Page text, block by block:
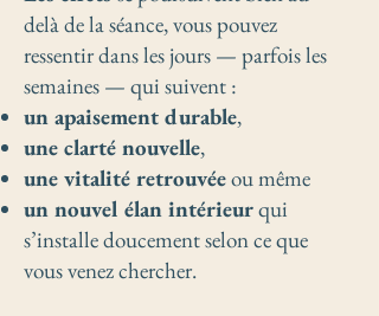
delà de la séance, vous pouvez
ressentir dans les jours — parfois les
semaines — qui suivent :
un apaisement durable,
une clarté nouvelle,
une vitalité retrouvéeou même
un nouvel élan intérieurqui
s’installe doucement selon ce que
vous venez chercher.